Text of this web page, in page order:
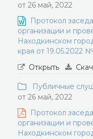
от 26 май, 2022
Протокол
организации и
Находкинском
края от 19.05.2022
Открыть
Публичные
от 26 май, 2022
Протокол
организации и
Находкинском